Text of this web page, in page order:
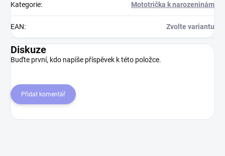
Kategorie: Mototrička k narozeninám
EAN: Zvolte variantu
Diskuze
Buďte první, kdo napíše příspěvek k této položce.
Přidat komentář